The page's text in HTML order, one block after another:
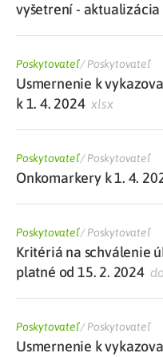
vyšetrení - aktualizácia
Poskytovateľ/Poskytovateľ
Usmernenie k
k 1. 4. 2024xlsx
Poskytovateľ/Poskytovateľ
Onkomarkery k 1. 4.
Poskytovateľ/Poskytovateľ
Kritériá na schválenie
platné od 15. 2. 2024
Poskytovateľ/Poskytovateľ
Usmernenie k